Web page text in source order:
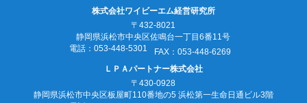
株式会社ワイビーエム経営研究所
〒432-8021
静岡県浜松市中央区佐鳴台一丁目6番11号
電話：053‐448‐5301
FAX：053‐448‐6269
ＬＰＡパートナー株式会社
〒430-0928
静岡県浜松市中央区板屋町110番地の5 浜松第一生命日通ビル3階